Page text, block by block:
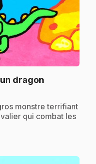
dragon
monstre terrifiant
qui combat les